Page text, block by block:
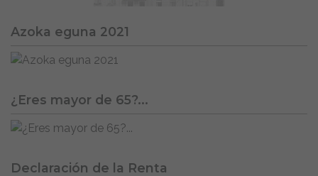
Azoka eguna 2021
¿Eres mayor de 65?...
Declaración de la Renta